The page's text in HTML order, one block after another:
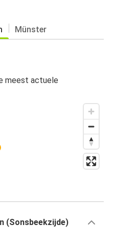
Münster
meest actuele
(Sonsbeekzijde)